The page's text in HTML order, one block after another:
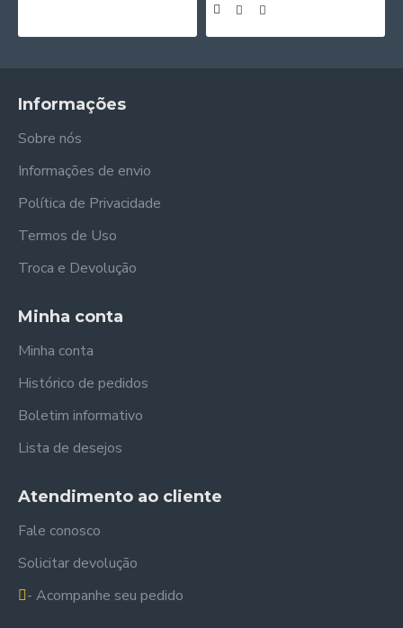
Informações
Sobre nós
Informações de envio
Política de Privacidade
Termos de Uso
Troca e Devolução
Minha conta
Minha conta
Histórico de pedidos
Boletim informativo
Lista de desejos
Atendimento ao cliente
Fale conosco
Solicitar devolução
- Acompanhe seu pedido